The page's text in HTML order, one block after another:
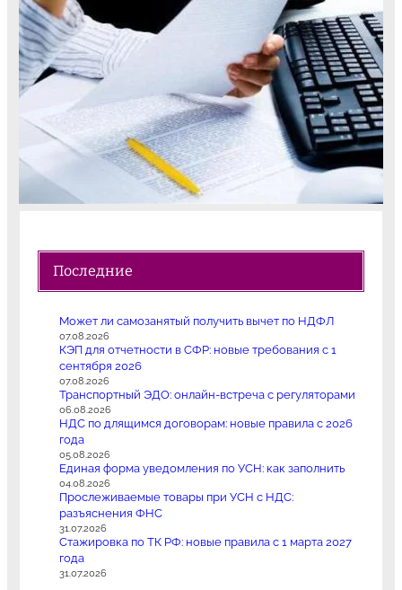
Последние
Может ли самозанятый получить вычет по НДФЛ
07.08.2026
КЭП для отчетности в СФР: новые требования с 1
сентября 2026
07.08.2026
Транспортный ЭДО: онлайн-встреча с регуляторами
06.08.2026
НДС по длящимся договорам: новые правила с 2026
года
05.08.2026
Единая форма уведомления по УСН: как заполнить
04.08.2026
Прослеживаемые товары при УСН с НДС:
разъяснения ФНС
31.07.2026
Стажировка по ТК РФ: новые правила с 1 марта 2027
года
31.07.2026